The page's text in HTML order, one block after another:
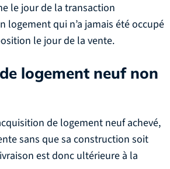
le jour de la transaction
logement qui n’a jamais été occupé
le jour de la vente.
logement neuf non
de logement neuf achevé,
sans que sa construction soit
est donc ultérieure à la